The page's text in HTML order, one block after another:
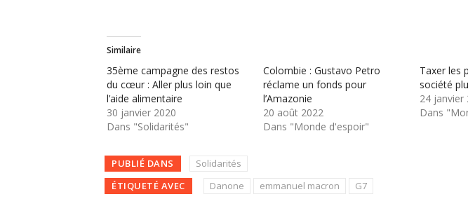
Similaire
35ème campagne des restos
du cœur : Aller plus loin que
l’aide alimentaire
30 janvier 2020
Dans "Solidarités"
Colombie : Gustavo Petro
réclame un fonds pour
l’Amazonie
20 août 2022
Dans "Monde d'espoir"
Taxer les
société
24 janvier
Dans
PUBLIÉ DANS
Solidarités
ÉTIQUETÉ AVEC
Danone emmanuel macron G7